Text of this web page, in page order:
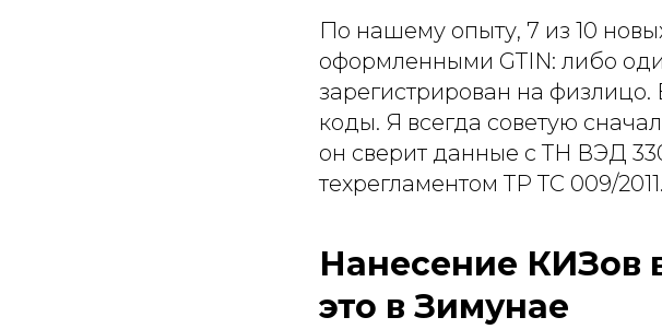
По нашему опыту, 7 из 10
оформленными GTIN: либо
зарегистрирован на
коды. Я всегда советую
он сверит данные с ТН ВЭД
техрегламентом ТР ТС 009/2011.
Нанесение КИЗов
это в Зимунае